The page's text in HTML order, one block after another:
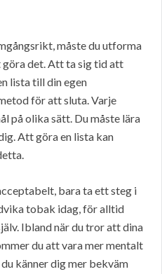
måste du utforma
göra det. Att ta sig tid att
lista till din egen
för att sluta. Varje
på olika sätt. Du måste lära
Att göra en lista kan
bara ta ett steg i
tobak idag, för alltid
Ibland när du tror att dina
du att vara mer mentalt
känner dig mer bekväm